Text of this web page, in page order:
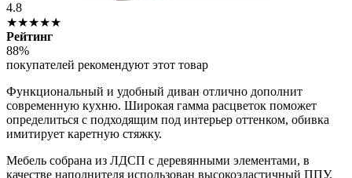
4.8
★★★★★
Рейтинг
88%
покупателей рекомендуют этот товар
Функциональный и удобный диван отлично дополнит
современную кухню. Широкая гамма расцветок поможет
определиться с подходящим под интерьер оттенком, обивка
имитирует каретную стяжку.
Мебель собрана из ЛДСП с деревянными элементами, в
качестве наполнителя использован высокоэластичный ППУ,